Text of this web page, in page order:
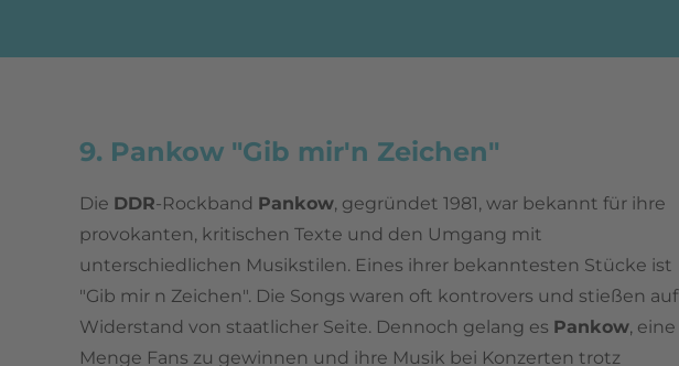
9. Pankow "Gib mir'n Zeichen"
Die DDR-Rockband Pankow, gegründet 1981, war bekannt für ihre
provokanten, kritischen Texte und den Umgang mit
unterschiedlichen Musikstilen. Eines ihrer bekanntesten Stücke ist
"Gib mir n Zeichen". Die Songs waren oft kontrovers und stießen auf
Widerstand von staatlicher Seite. Dennoch gelang es Pankow, eine
Menge Fans zu gewinnen und ihre Musik bei Konzerten trotz